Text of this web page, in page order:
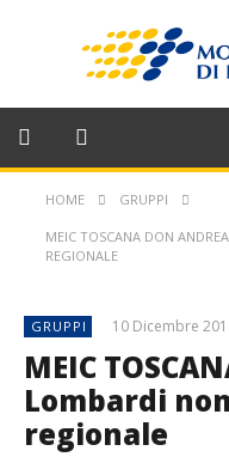
HOME GRUPPI
MEIC TOSCANA DON
REGIONALE
GRUPPI 10 Dicembre
MEIC
Lombardi
regionale